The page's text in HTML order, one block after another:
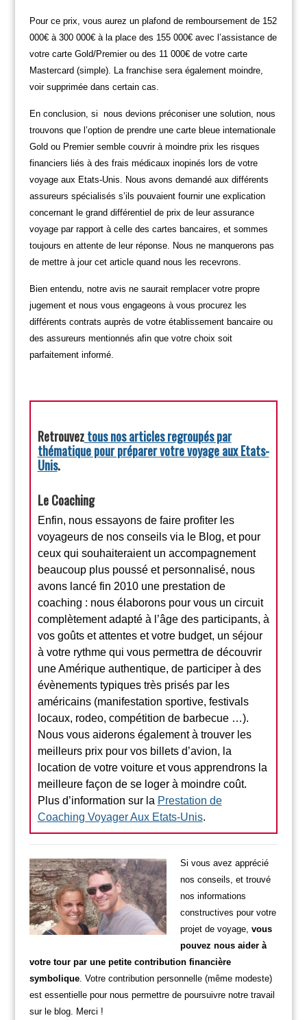
Pour ce prix, vous aurez un plafond de remboursement de 152
000€ à 300 000€ à la place des 155 000€ avec l’assistance de
votre carte Gold/Premier ou des 11 000€ de votre carte
Mastercard (simple). La franchise sera également moindre,
voir supprimée dans certain cas.
En conclusion, si nous devions préconiser une solution, nous
trouvons que l’option de prendre une carte bleue internationale
Gold ou Premier semble couvrir à moindre prix les risques
financiers liés à des frais médicaux inopinés lors de votre
voyage aux Etats-Unis. Nous avons demandé aux différents
assureurs spécialisés s’ils pouvaient fournir une explication
concernant le grand différentiel de prix de leur assurance
voyage par rapport à celle des cartes bancaires, et sommes
toujours en attente de leur réponse. Nous ne manquerons pas
de mettre à jour cet article quand nous les recevrons.
Bien entendu, notre avis ne saurait remplacer votre propre
jugement et nous vous engageons à vous procurez les
différents contrats auprès de votre établissement bancaire ou
des assureurs mentionnés afin que votre choix soit
parfaitement informé.
Retrouveztous nos articles regroupés par
thématique pour préparer votre voyage aux Etats-
Unis.
Le Coaching
Enfin, nous essayons de faire profiter les
voyageurs de nos conseils via le Blog, et pour
ceux qui souhaiteraient un accompagnement
beaucoup plus poussé et personnalisé, nous
avons lancé fin 2010 une prestation de
coaching : nous élaborons pour vous un circuit
complètement adapté à l’âge des participants, à
vos goûts et attentes et votre budget, un séjour
à votre rythme qui vous permettra de découvrir
une Amérique authentique, de participer à des
évènements typiques très prisés par les
américains (manifestation sportive, festivals
locaux, rodeo, compétition de barbecue …).
Nous vous aiderons également à trouver les
meilleurs prix pour vos billets d’avion, la
location de votre voiture et vous apprendrons la
meilleure façon de se loger à moindre coût.
Plus d’information sur la Prestation de
Coaching Voyager Aux Etats-Unis.
Si vous avez apprécié
nos conseils, et trouvé
nos informations
constructives pour votre
projet de voyage, vous
pouvez nous aider à
votre tour par une petite contribution financière
symbolique. Votre contribution personnelle (même modeste)
est essentielle pour nous permettre de poursuivre notre travail
sur le blog. Merci !